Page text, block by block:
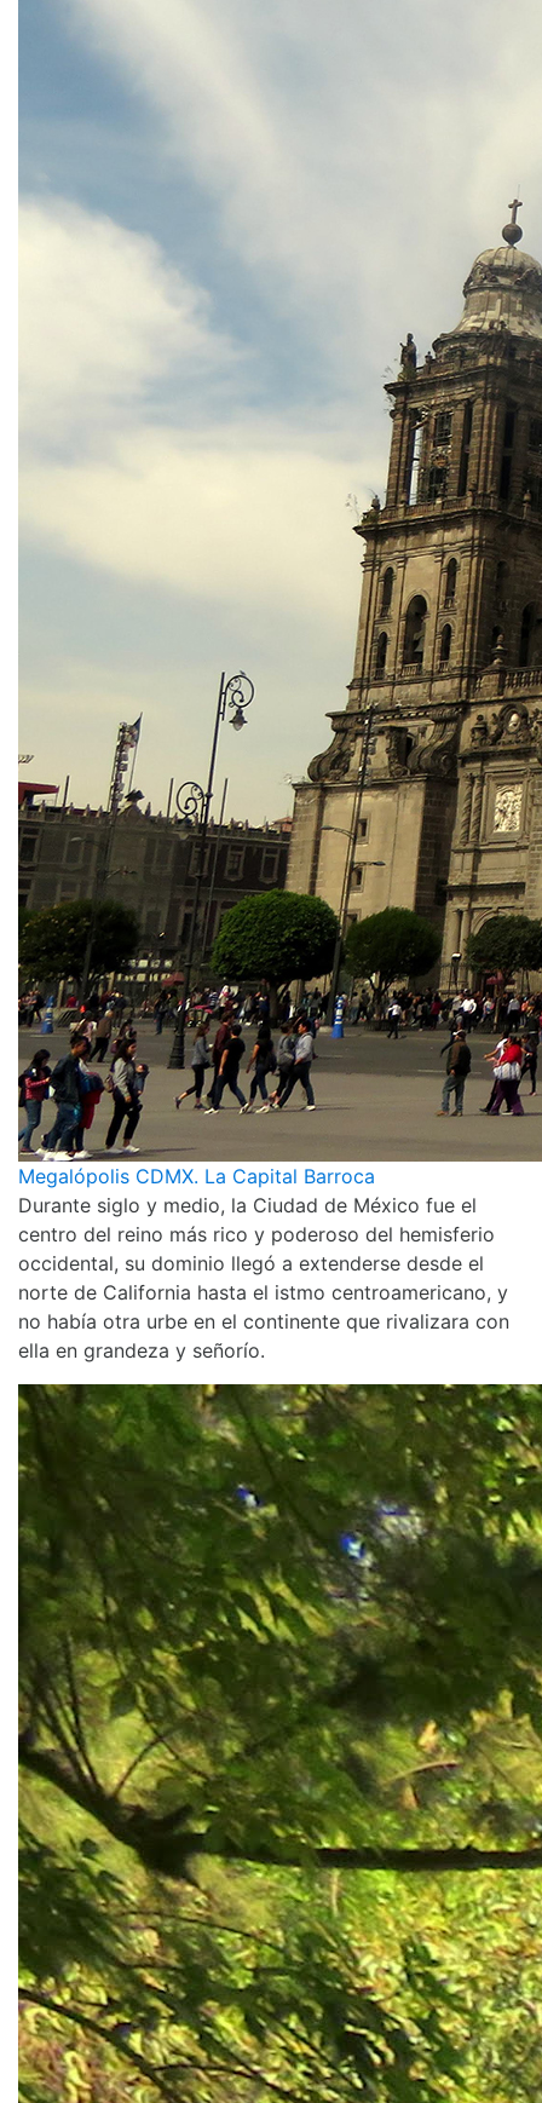
Megalópolis CDMX. La Capital Barroca
Durante siglo y medio, la Ciudad de México fue el
centro del reino más rico y poderoso del hemisferio
occidental, su dominio llegó a extenderse desde el
norte de California hasta el istmo centroamericano, y
no había otra urbe en el continente que rivalizara con
ella en grandeza y señorío.